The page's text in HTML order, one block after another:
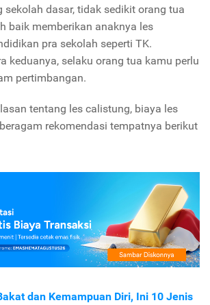
sekolah dasar, tidak sedikit orang tua
baik memberikan anaknya les
pra sekolah seperti TK.
keduanya, selaku orang tua kamu perlu
pertimbangan.
tentang les calistung, biaya les
rekomendasi tempatnya berikut
dan Kemampuan Diri, Ini 10 Jenis